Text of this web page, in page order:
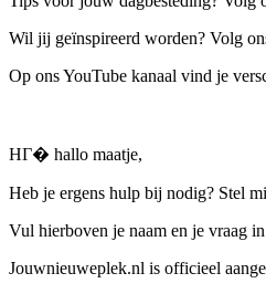
Wil jij geïnspireerd worden? Volg
Op ons YouTube kanaal vind je
HГ� hallo maatje,
Heb je ergens hulp bij nodig? Stel
Vul hierboven je naam en je vraag
Jouwnieuweplek.nl is officieel